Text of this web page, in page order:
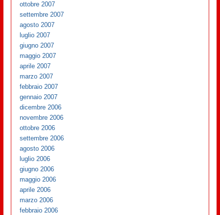
ottobre 2007
settembre 2007
agosto 2007
luglio 2007
giugno 2007
maggio 2007
aprile 2007
marzo 2007
febbraio 2007
gennaio 2007
dicembre 2006
novembre 2006
ottobre 2006
settembre 2006
agosto 2006
luglio 2006
giugno 2006
maggio 2006
aprile 2006
marzo 2006
febbraio 2006